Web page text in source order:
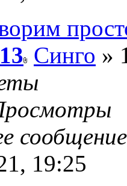
13 Синго »
19:25